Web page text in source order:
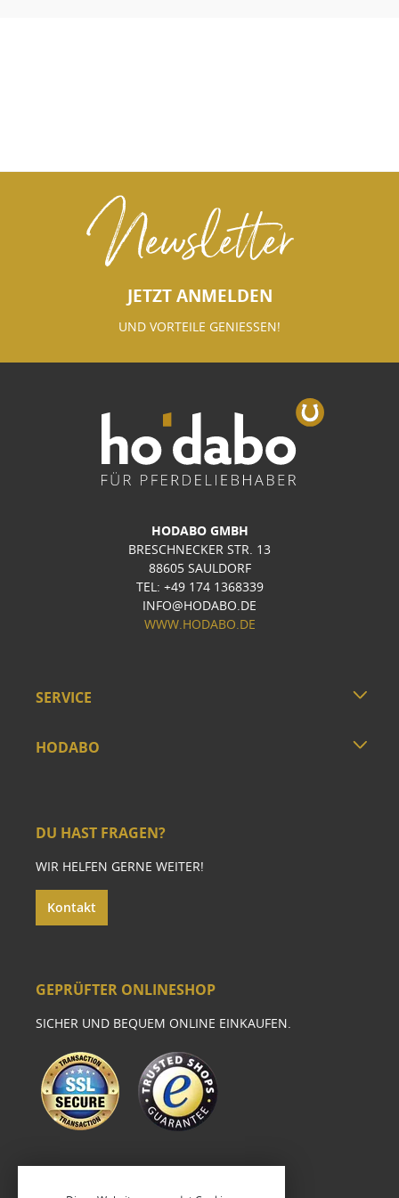
Newsletter
JETZT ANMELDEN
UND VORTEILE GENIESSEN!
HODABO GMBH
BRESCHNECKER STR. 13
88605 SAULDORF
TEL: +49 174 1368339
INFO@HODABO.DE
WWW.HODABO.DE
SERVICE
HODABO
DU HAST FRAGEN?
WIR HELFEN GERNE WEITER!
Kontakt
GEPRÜFTER ONLINESHOP
SICHER UND BEQUEM ONLINE EINKAUFEN.